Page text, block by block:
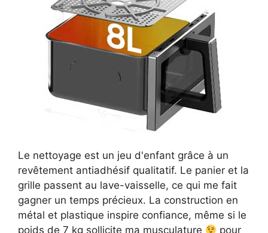
Le nettoyage est un jeu d'enfant grâce à un
revêtement antiadhésif qualitatif. Le panier et la
grille passent au lave-vaisselle, ce qui me fait
gagner un temps précieux. La construction en
métal et plastique inspire confiance, même si le
poids de 7 kg sollicite ma musculature
pour